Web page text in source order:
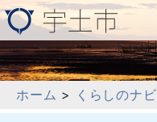
ホーム > くらしのナビ